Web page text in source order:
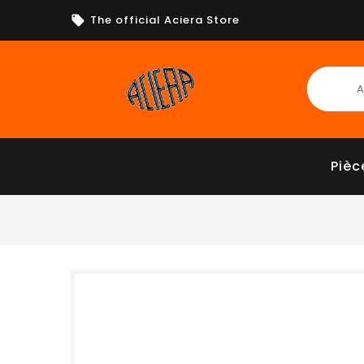
The official Aciera Store